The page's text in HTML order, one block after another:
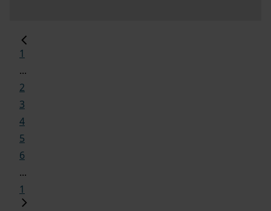
1
...
2
3
4
5
6
...
1